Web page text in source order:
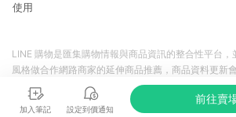
使用
加入筆記 設定到價通知
前往賣
LINE 購物是匯集購物情報與商品資訊的整合性平台
風格做合作網路商家的延伸商品推薦，商品資料更新
商品至各合作網路商家，確認現售價與購物條件，一
準。